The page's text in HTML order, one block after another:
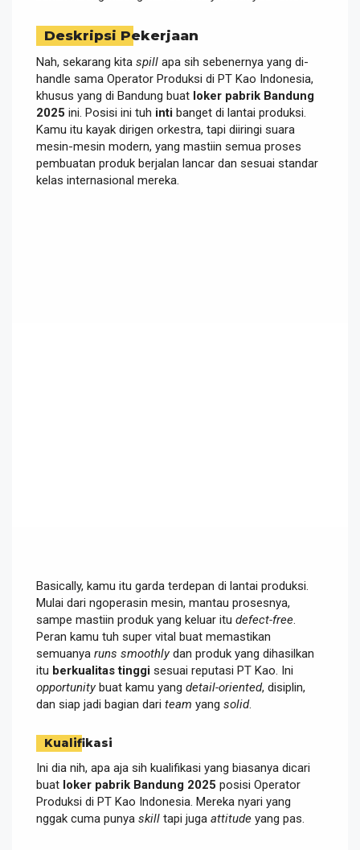
Deskripsi Pekerjaan
Nah, sekarang kita spill apa sih sebenernya yang di-
handle sama Operator Produksi di PT Kao Indonesia,
khusus yang di Bandung buat loker pabrik Bandung
2025 ini. Posisi ini tuh inti banget di lantai produksi.
Kamu itu kayak dirigen orkestra, tapi diiringi suara
mesin-mesin modern, yang mastiin semua proses
pembuatan produk berjalan lancar dan sesuai standar
kelas internasional mereka.
Basically, kamu itu garda terdepan di lantai produksi.
Mulai dari ngoperasin mesin, mantau prosesnya,
sampe mastiin produk yang keluar itu defect-free
Peran kamu tuh super vital buat memastikan
semuanya runs smoothlydan produk yang dihasilkan
itu berkualitas tinggi sesuai reputasi PT Kao. Ini
opportunitybuat kamu yang detail-oriented, disiplin,
dan siap jadi bagian dari team yang solid.
Kualifikasi
Ini dia nih, apa aja sih kualifikasi yang biasanya dicari
buat loker pabrik Bandung 2025 posisi Operator
Produksi di PT Kao Indonesia. Mereka nyari yang
nggak cuma punya skill tapi juga attitude yang pas.